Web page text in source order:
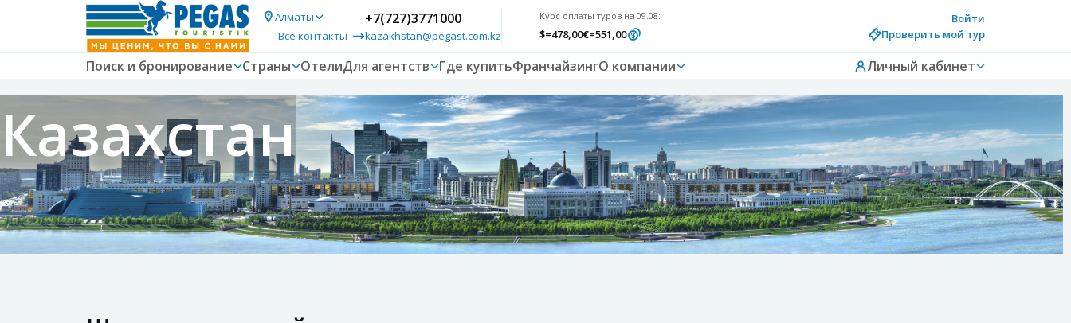
Алматы
Все контакты
+7(727)3771000
kazakhstan@pegast.com.kz
Курс оплаты туров на 09.08:
$=478,00€=551,00
Войти
Проверить мой тур
Поиск и бронирование Страны ОтелиДля агентств Где купитьФранчайзингО компании Личный кабинет
Казахстан